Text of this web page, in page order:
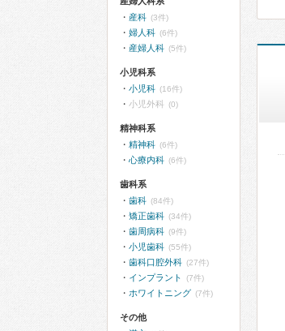
産科 (3件)
婦人科 (6件)
産婦人科 (5件)
小児科系
小児科 (16件)
小児外科 (0)
精神科系
精神科 (6件)
心療内科 (6件)
歯科系
歯科 (84件)
矯正歯科 (34件)
歯周病科 (9件)
小児歯科 (55件)
歯科口腔外科 (27件)
インプラント (7件)
ホワイトニング (7件)
その他